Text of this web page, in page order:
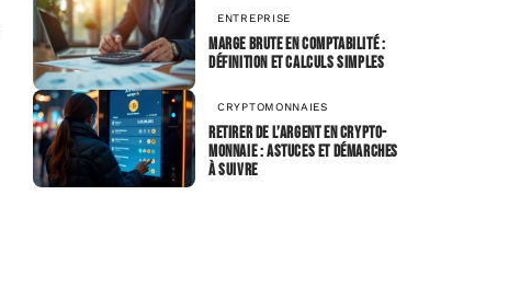
ENTREPRISE
Marge brute en comptabilité :
définition et calculs simples
CRYPTOMONNAIES
Retirer de l’argent en crypto-
monnaie : astuces et démarches
à suivre